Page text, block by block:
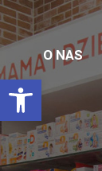
Otwórz pasek narzędzi
O NAS